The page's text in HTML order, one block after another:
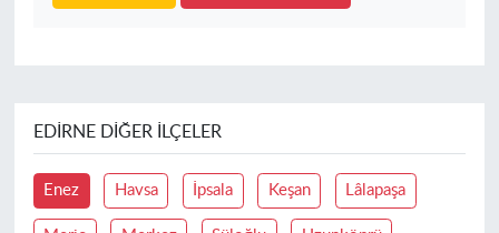
EDIRNE DIĞER İLÇELER
Enez Havsa İpsala Keşan Lâlapaşa